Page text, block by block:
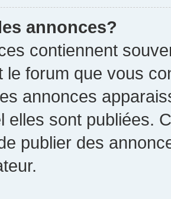
annonces?
contiennent
le forum que vous
annonces
elles sont publiées.
publier des